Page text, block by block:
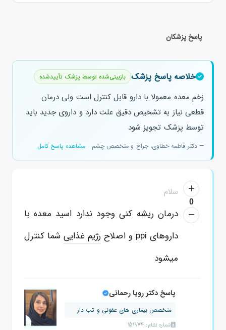
پاسخ پزشکان
خلاصه پاسخ پزشک بازبینی‌شده توسط پزشک تأییدشده
زخم معده معمولا با دارو قابل کنترل است ولی درمان
قطعی نیاز به تشخیص دقیق علت دارد و داروی جدید باید
توسط پزشک تجویز شود
— دکتر فاطمه خطاوی، جراح و متخصص چشم مشاهده پاسخ کامل
0
سلام
درمان ریشه کنی وجود ندارد اسید معده با
داروهای ppi و اصلاح
رژیم غذایی شما کنترل
میشود
پاسخ دکتر رویا رحمانی
متخصص بیماری های عفونی و تب دار
شماره نظام: 151974